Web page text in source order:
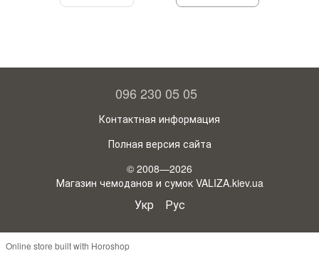
096 230 05 05
Контактная информация
Полная версия сайта
© 2008—2026
Магазин чемоданов и сумок VALIZA.kiev.ua
Укр Рус
Online store built with Horoshop